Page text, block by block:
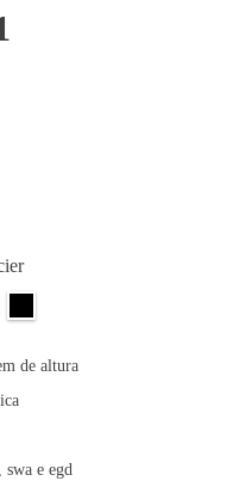
de altura
e egd